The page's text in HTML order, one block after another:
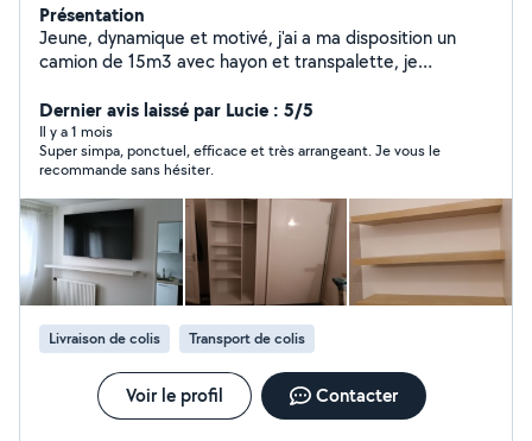
Présentation
Jeune, dynamique et motivé, j'ai a ma disposition un
camion de 15m3 avec hayon et transpalette, je
meubles. 76 9181985 tel
Dernier avis laissé par Lucie : 5/5
Il y a 1 mois
Super simpa, ponctuel, efficace et très arrangeant. Je vous le
recommande sans hésiter.
Livraison de colis Transport de colis
Voir le profil Contacter